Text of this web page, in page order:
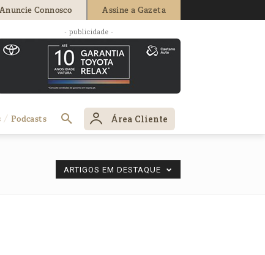
Anuncie Connosco Assine a Gazeta
- publicidade -
Podcasts Área Cliente
ARTIGOS EM DESTAQUE